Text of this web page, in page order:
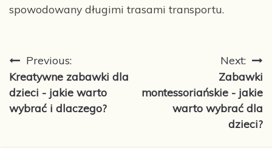
spowodowany długimi trasami transportu.
Nawigacja
wpisu
Previous:
Kreatywne zabawki dla
dzieci - jakie warto
wybrać i dlaczego?
Next:
Zabawki
montessoriańskie - jakie
warto wybrać dla
dzieci?